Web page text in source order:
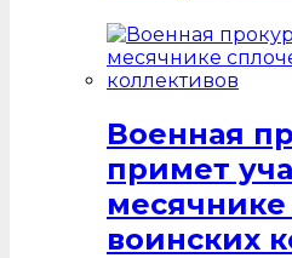
Военная
примет
воинских